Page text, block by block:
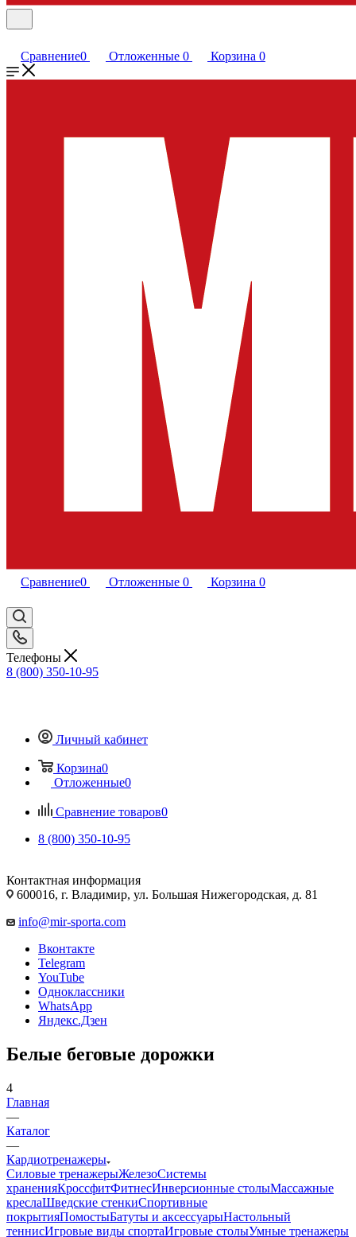
Сравнение0 Отложенные 0 Корзина 0
Сравнение0 Отложенные 0 Корзина 0
Телефоны
8 (800) 350-10-95
Личный кабинет
Корзина0
Отложенные0
Сравнение товаров0
8 (800) 350-10-95
Контактная информация
600016, г. Владимир, ул. Большая Нижегородская, д. 81
info@mir-sporta.com
Вконтакте
Telegram
YouTube
Одноклассники
WhatsApp
Яндекс.Дзен
Белые беговые дорожки
4
Главная
—
Каталог
—
Кардиотренажеры
Силовые тренажерыЖелезоСистемы
храненияКроссфитФитнесИнверсионные столыМассажные
креслаШведские стенкиСпортивные
покрытияПомостыБатуты и аксессуарыНастольный
теннисИгровые виды спортаИгровые столыУмные тренажеры